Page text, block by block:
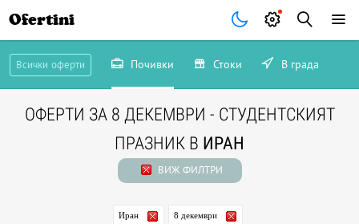
Ofertini
Всички оферти Почивки Стоки В града
ОФЕРТИ ЗА 8 ДЕКЕМВРИ - СТУДЕНТСКИЯТ
ПРАЗНИК В ИРАН
ВИЖ ФИЛТРИ
Иран 8 декември